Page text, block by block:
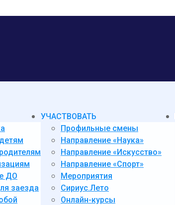
ДО
заезда
УЧАСТВОВАТЬ
Профильные смены
Направление «Наука»
Направление «Искусство»
Направление «Спорт»
Мероприятия
Сириус.Лето
Онлайн-курсы